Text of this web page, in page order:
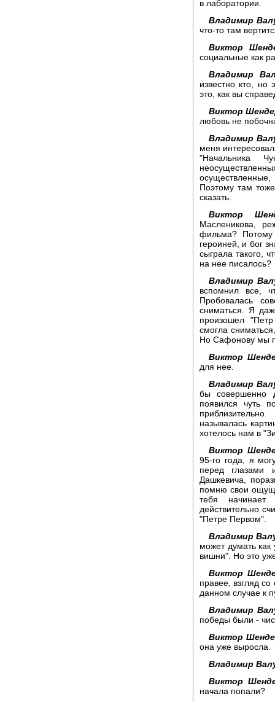
в лаборатории.
Владимир
что-то там
Виктор
социальные как
Владимир
известно кто,
это, как вы
Виктор
любовь не
Владимир
меня
"Начальника
Поэтому там
сказать.
Виктор
Масленикова,
фильма? Потому
героиней, и бог
сыграла такого,
на нее писалось?
Владимир
вспомнил все,
Пробовалась
сниматься. Я
произошел
смогла
Но Сафонову мы
Виктор
для нее.
Владимир
бы совершенно
появился чуть
называлась
хотелось нам в
Виктор
95-го года, я
перед глазами
Дашкевича,
помню свои
тебя начинает
действительно
"Петре Первом".
Владимир
может думать
вишни". Но это
Виктор
правее, взгляд
данном случае к
Владимир
победы были -
Виктор
она уже выросла.
Владимир
Виктор
начала попали?